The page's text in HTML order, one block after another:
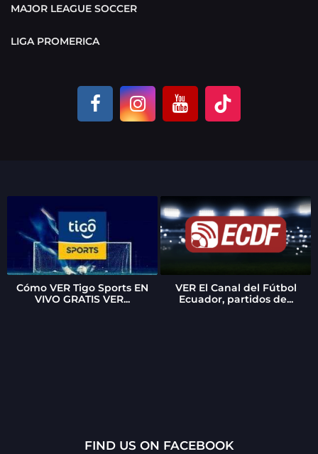
MAJOR LEAGUE SOCCER
LIGA PROMERICA
Cómo VER Tigo Sports EN
VIVO GRATIS VER...
VER El Canal del Fútbol
Ecuador, partidos de...
FIND US ON FACEBOOK